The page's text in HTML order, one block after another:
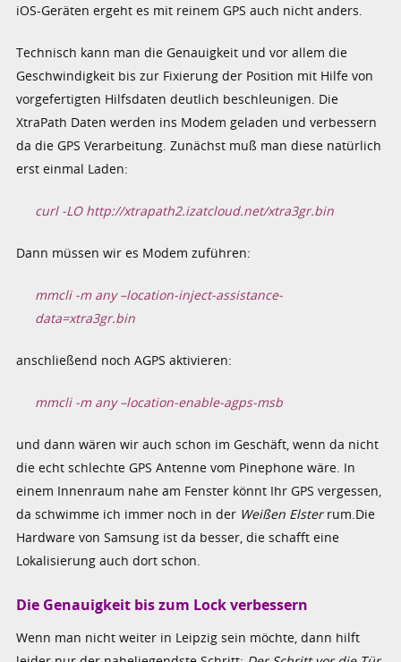
iOS-Geräten ergeht es mit reinem GPS auch nicht anders.
Technisch kann man die Genauigkeit und vor allem die
Geschwindigkeit bis zur Fixierung der Position mit Hilfe von
vorgefertigten Hilfsdaten deutlich beschleunigen. Die
XtraPath Daten werden ins Modem geladen und verbessern
da die GPS Verarbeitung. Zunächst muß man diese natürlich
erst einmal Laden:
curl -LO http://xtrapath2.izatcloud.net/xtra3gr.bin
Dann müssen wir es Modem zuführen:
mmcli -m any –location-inject-assistance-
data=xtra3gr.bin
anschließend noch AGPS aktivieren:
mmcli -m any –location-enable-agps-msb
und dann wären wir auch schon im Geschäft, wenn da nicht
die echt schlechte GPS Antenne vom Pinephone wäre. In
einem Innenraum nahe am Fenster könnt Ihr GPS vergessen,
da schwimme ich immer noch in der Weißen Elsterrum.Die
Hardware von Samsung ist da besser, die schafft eine
Lokalisierung auch dort schon.
Die Genauigkeit bis zum Lock verbessern
Wenn man nicht weiter in Leipzig sein möchte, dann hilft